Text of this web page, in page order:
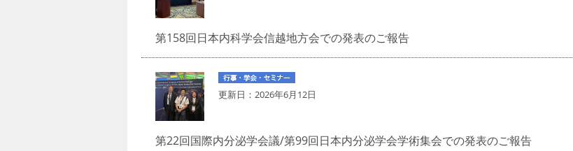
第158回日本内科学会信越地方会での発表のご報告
更新日： 2026年6月12日
第22回国際内分泌学会議/第99回日本内分泌学会学術集会での発表のご報告